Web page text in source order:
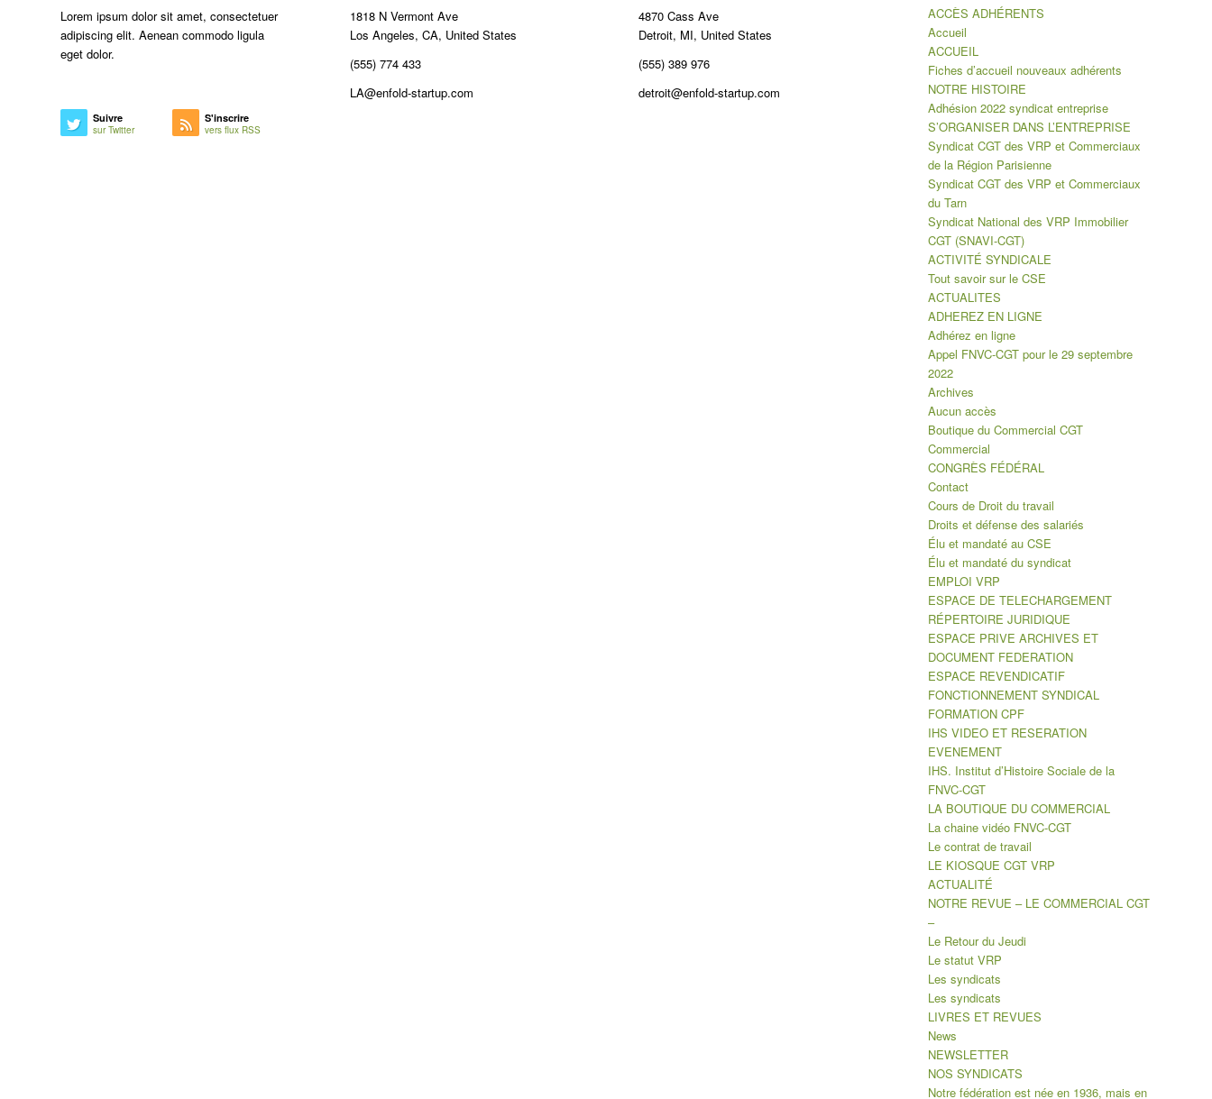
Lorem ipsum dolor sit amet, consectetuer
adipiscing elit. Aenean commodo ligula
eget dolor.
Suivre
sur Twitter
S'inscrire
vers flux RSS
1818 N Vermont Ave
Los Angeles, CA, United States
(555) 774 433
LA@enfold-startup.com
4870 Cass Ave
Detroit, MI, United States
(555) 389 976
detroit@enfold-startup.com
ACCÈS ADHÉRENTS
Accueil
ACCUEIL
Fiches d’accueil nouveaux adhérents
NOTRE HISTOIRE
Adhésion 2022 syndicat entreprise
S’ORGANISER DANS L’ENTREPRISE
Syndicat CGT des VRP et Commerciaux
de la Région Parisienne
Syndicat CGT des VRP et Commerciaux
du Tarn
Syndicat National des VRP Immobilier
CGT (SNAVI-CGT)
ACTIVITÉ SYNDICALE
Tout savoir sur le CSE
ACTUALITES
ADHEREZ EN LIGNE
Adhérez en ligne
Appel FNVC-CGT pour le 29 septembre
2022
Archives
Aucun accès
Boutique du Commercial CGT
Commercial
CONGRÈS FÉDÉRAL
Contact
Cours de Droit du travail
Droits et défense des salariés
Élu et mandaté au CSE
Élu et mandaté du syndicat
EMPLOI VRP
ESPACE DE TELECHARGEMENT
RÉPERTOIRE JURIDIQUE
ESPACE PRIVE ARCHIVES ET
DOCUMENT FEDERATION
ESPACE REVENDICATIF
FONCTIONNEMENT SYNDICAL
FORMATION CPF
IHS VIDEO ET RESERATION
EVENEMENT
IHS. Institut d’Histoire Sociale de la
FNVC-CGT
LA BOUTIQUE DU COMMERCIAL
La chaine vidéo FNVC-CGT
Le contrat de travail
LE KIOSQUE CGT VRP
ACTUALITÉ
NOTRE REVUE – LE COMMERCIAL CGT
–
Le Retour du Jeudi
Le statut VRP
Les syndicats
Les syndicats
LIVRES ET REVUES
News
NEWSLETTER
NOS SYNDICATS
Notre fédération est née en 1936, mais en